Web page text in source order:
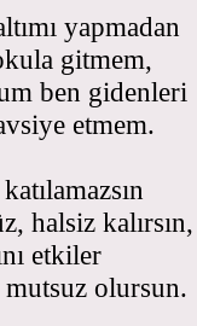
yapmadan
gitmem,
ben gidenleri
etmem.
halsiz kalırsın,
etkiler
mutsuz olursun.